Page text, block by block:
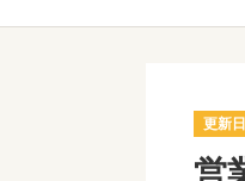
更新日
営